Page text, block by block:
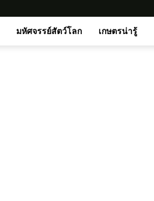
มหัศจรรย์สัตว์โลก เกษตรน่ารู้